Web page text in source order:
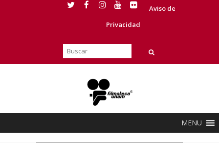
Aviso de
Privacidad
MENU